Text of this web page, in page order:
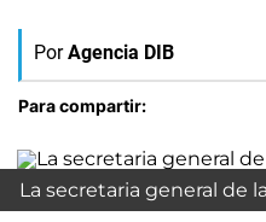
Por Agencia DIB
Para compartir:
La secretaria general de